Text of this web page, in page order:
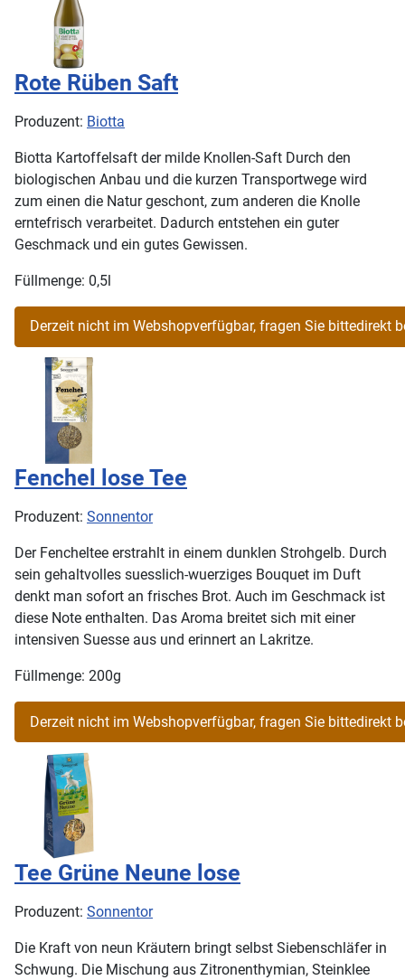
Rote Rüben Saft
Produzent: Biotta
Biotta Kartoffelsaft der milde Knollen-Saft Durch den
biologischen Anbau und die kurzen Transportwege wird
zum einen die Natur geschont, zum anderen die Knolle
erntefrisch verarbeitet. Dadurch entstehen ein guter
Geschmack und ein gutes Gewissen.
Füllmenge: 0,5l
Fenchel lose Tee
Produzent: Sonnentor
Der Fencheltee erstrahlt in einem dunklen Strohgelb. Durch
sein gehaltvolles suesslich-wuerziges Bouquet im Duft
denkt man sofort an frisches Brot. Auch im Geschmack ist
diese Note enthalten. Das Aroma breitet sich mit einer
intensiven Suesse aus und erinnert an Lakritze.
Füllmenge: 200g
Tee Grüne Neune lose
Produzent: Sonnentor
Die Kraft von neun Kräutern bringt selbst Siebenschläfer in
Schwung. Die Mischung aus Zitronenthymian, Steinklee